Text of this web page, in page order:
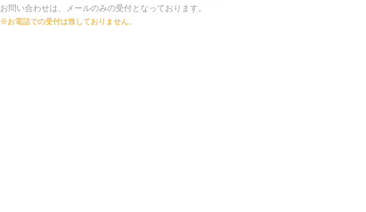
お問い合わせは、メールのみの受付となっております。
※お電話での受付は致しておりません。